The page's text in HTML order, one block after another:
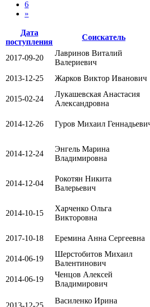
6
»
Дата
поступления
Соискатель
2017-09-20
Лавринов Виталий
Валериевич
2013-12-25
Жарков Виктор Иванович
2015-02-24
Лукашевская Анастасия
Александровна
2014-12-26 Гуров Михаил
2014-12-24
Энгель Марина
Владимировна
2014-12-04
Рокотян Никита
Валерьевич
2014-10-15
Харченко Ольга
Викторовна
2017-10-18 Еремина Анна Сергеевна
2014-06-19
Шерстобитов Михаил
Валентинович
2014-06-19
Ченцов Алексей
Владимирович
2013-12-25
Василенко Ирина